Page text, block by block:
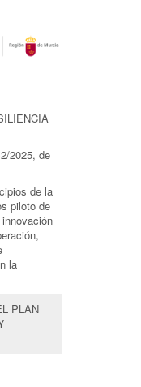
2025, de
de la
piloto de
la
PLAN